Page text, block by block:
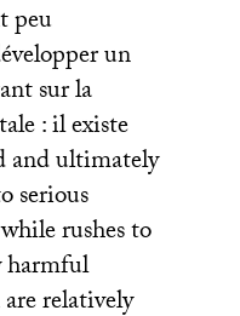
peu
un
sur la
: il existe
and ultimately
serious
rushes to
harmful
relatively